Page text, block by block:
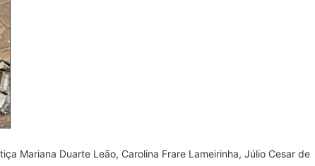
Mariana Duarte Leão, Carolina Frare Lameirinha, Júlio Cesar de